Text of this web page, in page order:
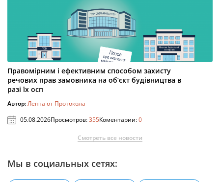
Правомірним і ефективним способом захисту
речових прав замовника на об’єкт будівництва в
разі їх осп
Автор:Лента от Протокола
05.08.2026Просмотров:355Коментарии:0
Смотреть все новости
Мы в социальных сетях: